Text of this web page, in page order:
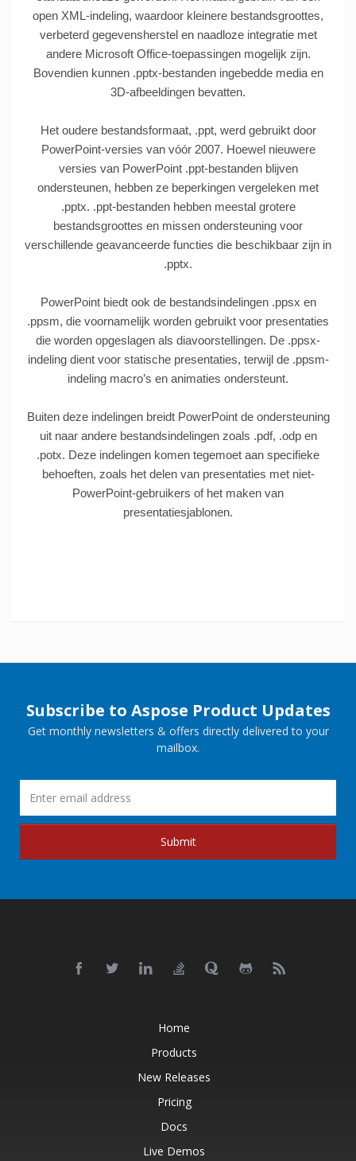
open XML-indeling, waardoor kleinere bestandsgroottes,
verbeterd gegevensherstel en naadloze integratie met
andere Microsoft Office-toepassingen mogelijk zijn.
Bovendien kunnen .pptx-bestanden ingebedde media en
3D-afbeeldingen bevatten.
Het oudere bestandsformaat, .ppt, werd gebruikt door
PowerPoint-versies van vóór 2007. Hoewel nieuwere
versies van PowerPoint .ppt-bestanden blijven
ondersteunen, hebben ze beperkingen vergeleken met
.pptx. .ppt-bestanden hebben meestal grotere
bestandsgroottes en missen ondersteuning voor
verschillende geavanceerde functies die beschikbaar zijn in
.pptx.
PowerPoint biedt ook de bestandsindelingen .ppsx en
.ppsm, die voornamelijk worden gebruikt voor presentaties
die worden opgeslagen als diavoorstellingen. De .ppsx-
indeling dient voor statische presentaties, terwijl de .ppsm-
indeling macro’s en animaties ondersteunt.
Buiten deze indelingen breidt PowerPoint de ondersteuning
uit naar andere bestandsindelingen zoals .pdf, .odp en
.potx. Deze indelingen komen tegemoet aan specifieke
behoeften, zoals het delen van presentaties met niet-
PowerPoint-gebruikers of het maken van
presentatiesjablonen.
Subscribe to Aspose Product Updates
Get monthly newsletters & offers directly delivered to your
mailbox.
Submit
Home
Products
New Releases
Pricing
Docs
Live Demos